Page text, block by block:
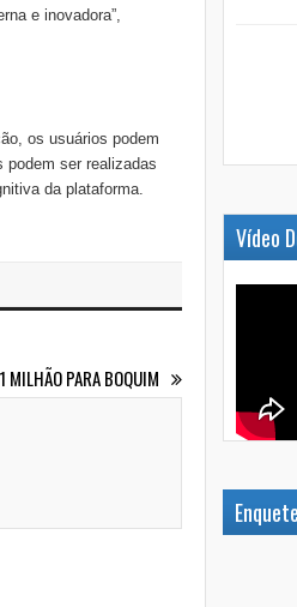
e inovadora”,
os usuários podem
podem ser realizadas
da plataforma.
MILHÃO PARA BOQUIM
Vídeo